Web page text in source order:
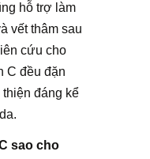
hỗ trợ làm
vết thâm sau
cứu cho
C đều đặn
thiện đáng kể
sao cho